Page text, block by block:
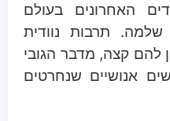
האחרונים בעולם
שלמה. תרבות נוודית
להם קצה, מדבר הגובי
אנושיים שנחרטים